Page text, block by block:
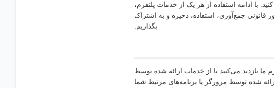
با ادامه استفاده از هر یک از خدمات پلتفرم،
جمع‌آوری، استفاده، ذخیره و به اشتراک
بگذاریم.
بازدید می‌کنید یا از خدمات ارائه شده توسط
شده توسط مرورگر یا برنامه‌های مرتبط شما